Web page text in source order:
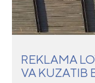
REKLAMA
VA KUZATIB